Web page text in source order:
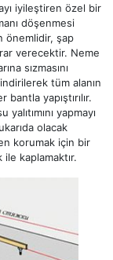
iyileştiren özel bir
döşenmesi
önemlidir, şap
verecektir. Neme
sızmasını
tüm alanın
yapıştırılır.
yapmayı
olacak
korumak için bir
kaplamaktır.